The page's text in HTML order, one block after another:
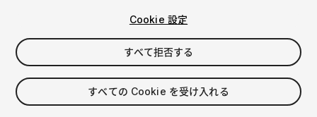
$24
消費税は決済時に計算されます
Cookie 設定
すべて拒否する
すべての Cookie を受け入れる